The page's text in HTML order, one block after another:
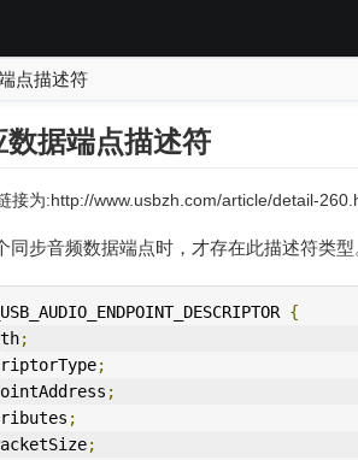
点描述符
据端点描述符
接为:http://www.usbzh.com/article/detail-
步音频数据端点时，才存在此描述符类型
INT_DESCRIPTOR {
;
;
;
;
;